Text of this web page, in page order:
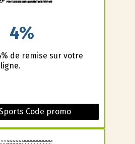
4%
de remise sur votre
Code promo